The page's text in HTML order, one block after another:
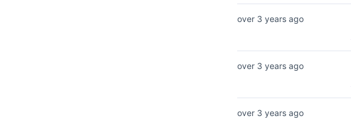
over 3 years ago
over 3 years ago
over 3 years ago